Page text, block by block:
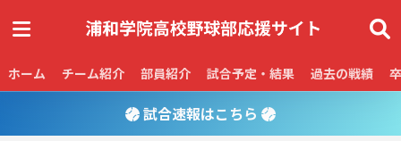
ホーム チーム紹介 部員紹介 試合予定・結果 過去の戦績
試合速報はこちら